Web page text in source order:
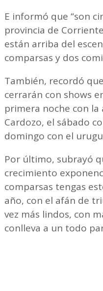
E informó que “son
provincia de
están arriba del
comparsas y dos
También, recordó
cerrarán con shows
primera noche con
Cardozo, el sábado
domingo con el
Por último, subrayó
crecimiento
comparsas tengas
año, con el afán de
vez más lindos, con
conlleva a un todo